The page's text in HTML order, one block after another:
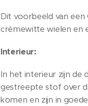
Dit voorbeeld van een
crèmewitte wielen en
Interieur:
In het interieur zijn de
gestreepte stof over
komen en zijn in